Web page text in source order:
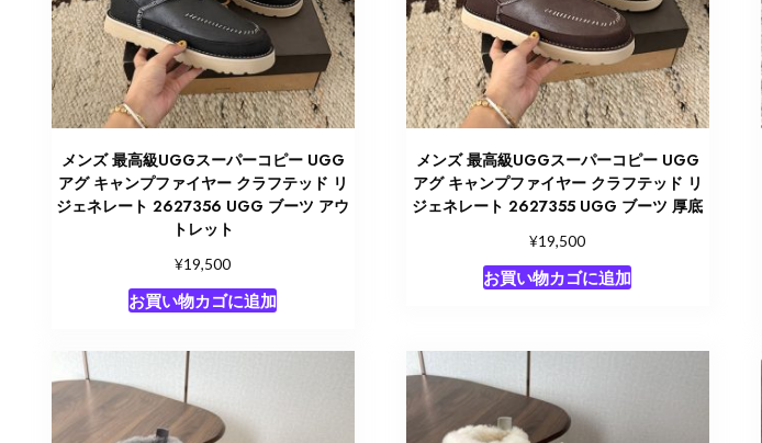
メンズ 最高級UGGスーパーコピー UGG
アグ キャンプファイヤー クラフテッド リ
ジェネレート 2627356 UGG ブーツ アウ
トレット
¥19,500
お買い物カゴに追加
メンズ 最高級UGGスーパーコピー UGG
アグ キャンプファイヤー クラフテッド リ
ジェネレート 2627355 UGG ブーツ 厚底
¥19,500
お買い物カゴに追加